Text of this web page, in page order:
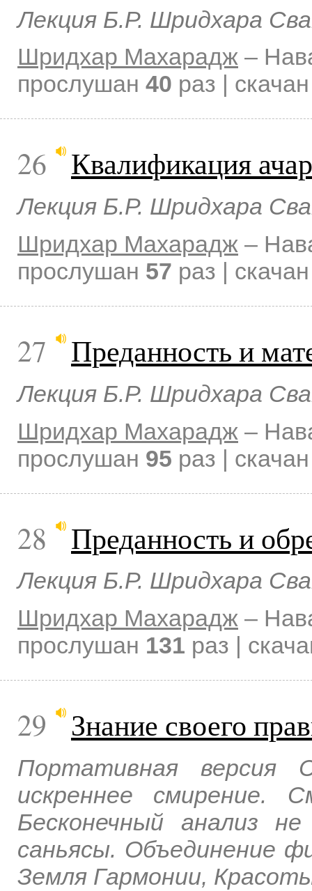
Лекция Б.Р. Шридхара
Шридхар Махарадж –
прослушан 40 раз |
26 Квалификация
Лекция Б.Р. Шридхара
Шридхар Махарадж –
прослушан 57 раз |
27 Преданность и
Лекция Б.Р. Шридхара
Шридхар Махарадж –
прослушан 95 раз |
28 Преданность и
Лекция Б.Р. Шридхара
Шридхар Махарадж –
прослушан 131 раз |
29 Знание своего
Портативная версия
искреннее
Бесконечный анализ
саньясы. Объединение
Земля Гармонии,